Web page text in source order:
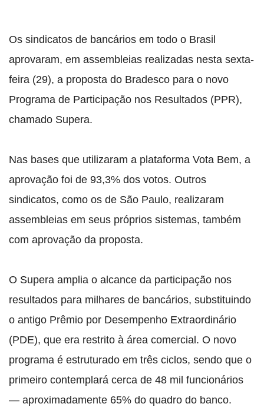
Os sindicatos de bancários em todo o Brasil
aprovaram, em assembleias realizadas nesta sexta-
feira (29), a proposta do Bradesco para o novo
Programa de Participação nos Resultados (PPR),
chamado Supera.
Nas bases que utilizaram a plataforma Vota Bem, a
aprovação foi de 93,3% dos votos. Outros
sindicatos, como os de São Paulo, realizaram
assembleias em seus próprios sistemas, também
com aprovação da proposta.
O Supera amplia o alcance da participação nos
resultados para milhares de bancários, substituindo
o antigo Prêmio por Desempenho Extraordinário
(PDE), que era restrito à área comercial. O novo
programa é estruturado em três ciclos, sendo que o
primeiro contemplará cerca de 48 mil funcionários
— aproximadamente 65% do quadro do banco.